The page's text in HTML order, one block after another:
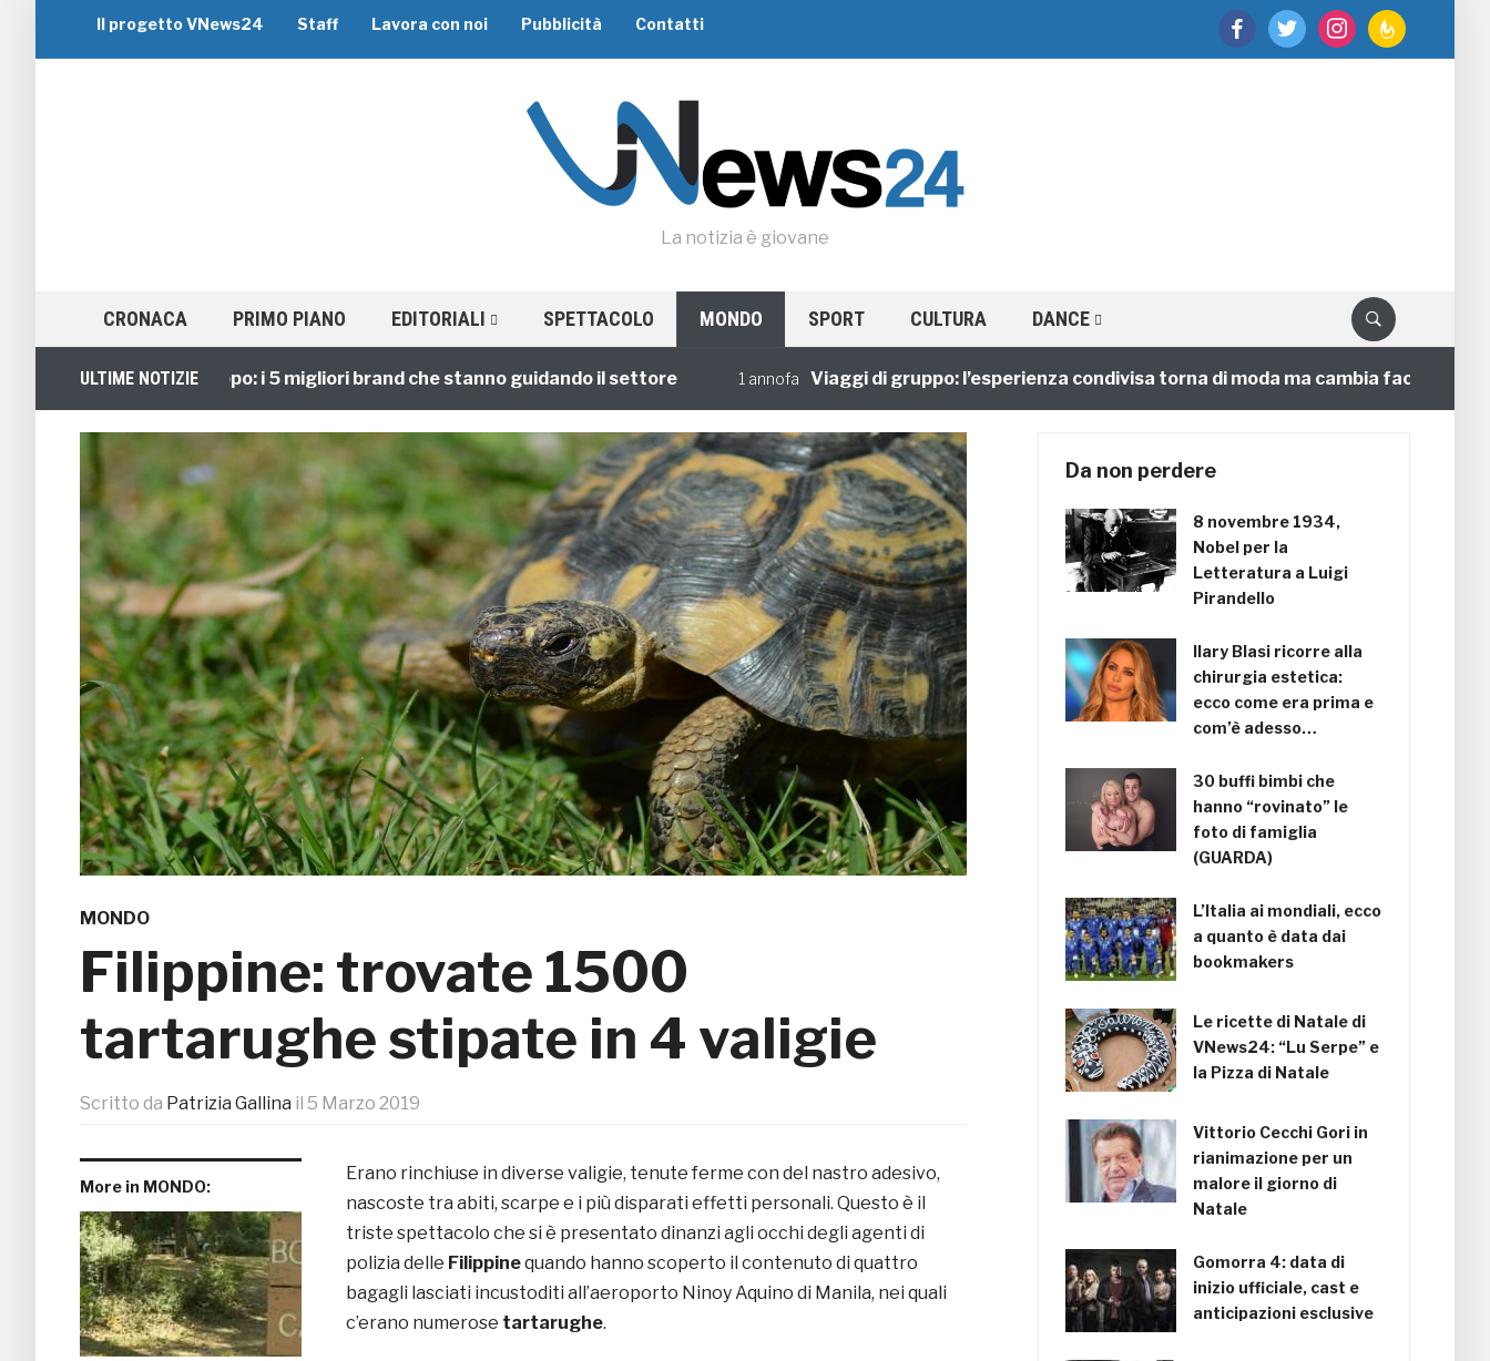
facebooktwitter instagramfeedburner
Il progetto VNews24 Staff Lavora con noi Pubblicità Contatti
La notizia è giovane
CRONACA PRIMO PIANO EDITORIALI SPETTACOLO MONDO SPORT CULTURA DANCE
ULTIME NOTIZIE
Viaggi di Gruppo: i 5 migliori brand che stanno guidando il settore 1 annofa Viaggi di gruppo: l’esperienza condivisa torna di moda ma cambia faccia
MONDO
Filippine: trovate 1500
tartarughe stipate in 4 valigie
Scritto da Patrizia Gallina il 5 Marzo 2019
More in MONDO:
Erano rinchiuse in diverse valigie, tenute ferme con del nastro adesivo,
nascoste tra abiti, scarpe e i più disparati effetti personali. Questo è il
triste spettacolo che si è presentato dinanzi agli occhi degli agenti di
polizia delle Filippinequando hanno scoperto il contenuto di quattro
bagagli lasciati incustoditi all’aeroporto Ninoy Aquino di Manila, nei quali
c’erano numerose tartarughe.
Da non perdere
8 novembre 1934,
Nobel per la
Letteratura a Luigi
Pirandello
Ilary Blasi ricorre alla
chirurgia estetica:
ecco come era prima e
com’è adesso…
30 buffi bimbi che
hanno “rovinato” le
foto di famiglia
(GUARDA)
L’Italia ai mondiali, ecco
a quanto è data dai
bookmakers
Le ricette di Natale di
VNews24: “Lu Serpe” e
la Pizza di Natale
Vittorio Cecchi Gori in
rianimazione per un
malore il giorno di
Natale
Gomorra 4: data di
inizio ufficiale, cast e
anticipazioni esclusive